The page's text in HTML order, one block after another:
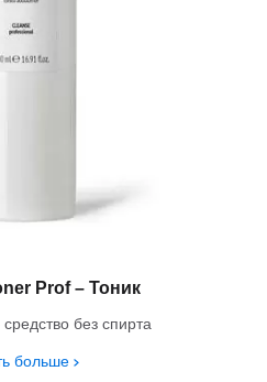
Prof – Тоник
без спирта
больше